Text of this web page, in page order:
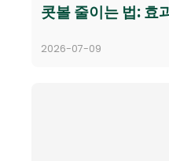
콧볼 줄이는 법: 효
2026-07-09